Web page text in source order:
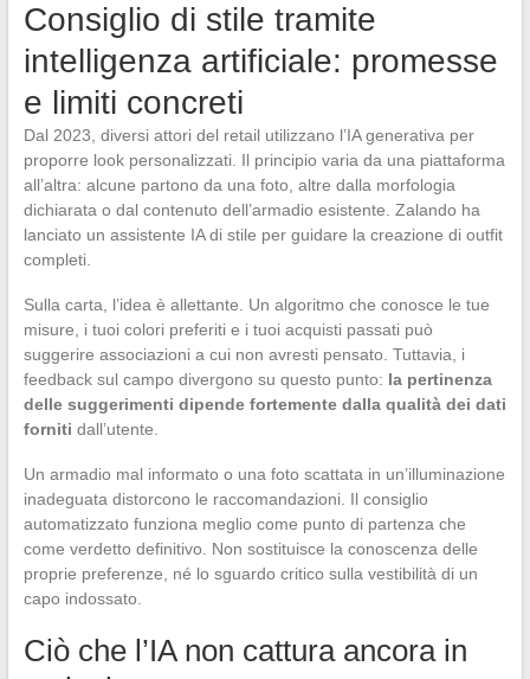
Consiglio di stile tramite
intelligenza artificiale: promesse
e limiti concreti
Dal 2023, diversi attori del retail utilizzano l’IA generativa per
proporre look personalizzati. Il principio varia da una piattaforma
all’altra: alcune partono da una foto, altre dalla morfologia
dichiarata o dal contenuto dell’armadio esistente. Zalando ha
lanciato un assistente IA di stile per guidare la creazione di outfit
completi.
Sulla carta, l’idea è allettante. Un algoritmo che conosce le tue
misure, i tuoi colori preferiti e i tuoi acquisti passati può
suggerire associazioni a cui non avresti pensato. Tuttavia, i
feedback sul campo divergono su questo punto: la pertinenza
delle suggerimenti dipende fortemente dalla qualità dei dati
forniti dall’utente.
Un armadio mal informato o una foto scattata in un’illuminazione
inadeguata distorcono le raccomandazioni. Il consiglio
automatizzato funziona meglio come punto di partenza che
come verdetto definitivo. Non sostituisce la conoscenza delle
proprie preferenze, né lo sguardo critico sulla vestibilità di un
capo indossato.
Ciò che l’IA non cattura ancora in